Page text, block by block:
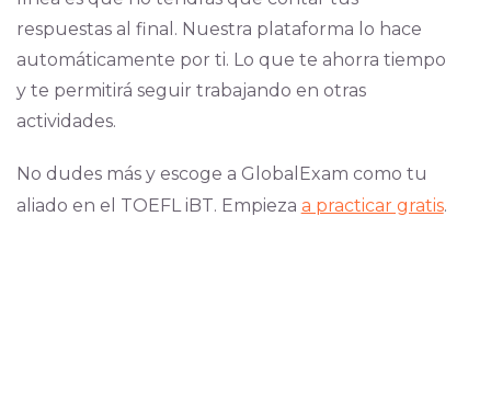
respuestas al final. Nuestra plataforma lo hace
automáticamente por ti. Lo que te ahorra tiempo
y te permitirá seguir trabajando en otras
actividades.
No dudes más y escoge a GlobalExam como tu
aliado en el TOEFL iBT. Empieza a practicar gratis.